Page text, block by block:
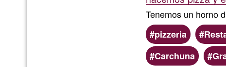
Tenemos un horno
pizzeria
Carchuna